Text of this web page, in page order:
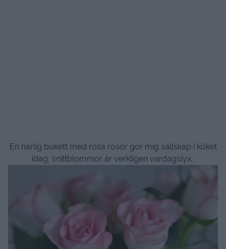
En härlig bukett med rosa rosor gör mig sällskap i köket
idag, snittblommor är verkligen vardagslyx.